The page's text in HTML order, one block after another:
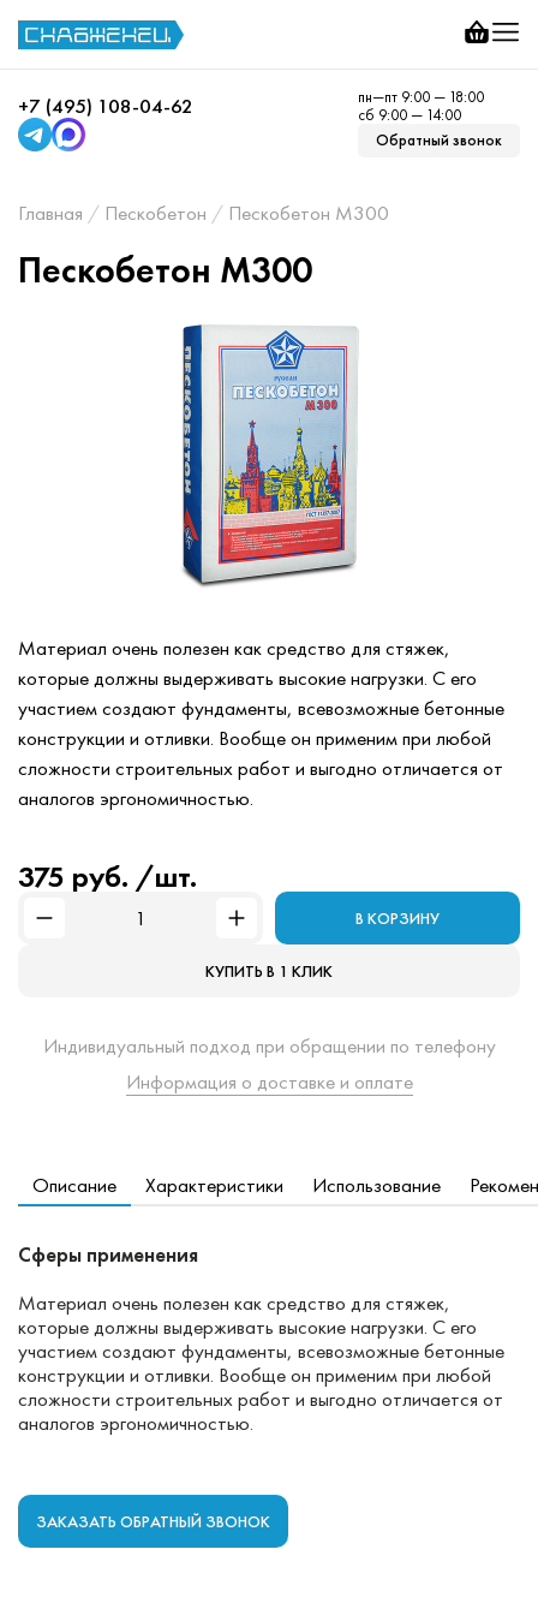
+7 (495) 108-04-62
Обратный звонок
пн—пт 9:00 — 18:00
сб 9:00 — 14:00
Главная Пескобетон Пескобетон М300
Пескобетон М300
Материал очень полезен как средство для стяжек,
которые должны выдерживать высокие нагрузки. С его
участием создают фундаменты, всевозможные бетонные
конструкции и отливки. Вообще он применим при любой
сложности строительных работ и выгодно отличается от
аналогов эргономичностью.
375 руб. /шт.
В КОРЗИНУ
КУПИТЬ В 1 КЛИК
Индивидуальный подход при обращении по телефону
Информация о доставке и оплате
Описание Характеристики Использование
Сферы применения
Материал очень полезен как средство для стяжек,
которые должны выдерживать высокие нагрузки. С его
участием создают фундаменты, всевозможные бетонные
конструкции и отливки. Вообще он применим при любой
сложности строительных работ и выгодно отличается от
аналогов эргономичностью.
ЗАКАЗАТЬ ОБРАТНЫЙ ЗВОНОК